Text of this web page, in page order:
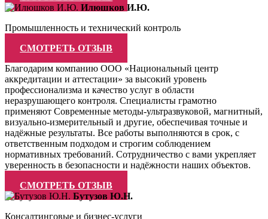
Илюшков И.Ю.
Промышленность и технический контроль
СМОТРЕТЬ ОТЗЫВ
Благодарим компанию ООО «Национальный центр
аккредитации и аттестации» за высокий уровень
профессионализма и качество услуг в области
неразрушающего контроля. Специалисты грамотно
применяют Современные методы-ультразвуковой, магнитный,
визуально-измерительный и другие, обеспечивая точные и
надёжные результаты. Все работы выполняются в срок, с
ответственным подходом и строгим соблюдением
нормативных требований. Сотрудничество с вами укрепляет
уверенность в безопасности и надёжности наших объектов.
СМОТРЕТЬ ОТЗЫВ
Бутузов Ю.Н.
Консалтинговые и бизнес-услуги